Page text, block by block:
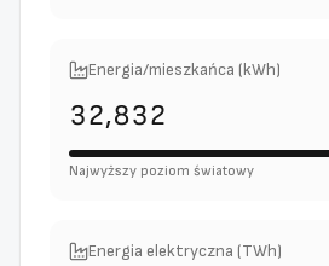
Energia/mieszkańca (kWh)
32,832
Najwyższy poziom światowy
Energia elektryczna (TWh)